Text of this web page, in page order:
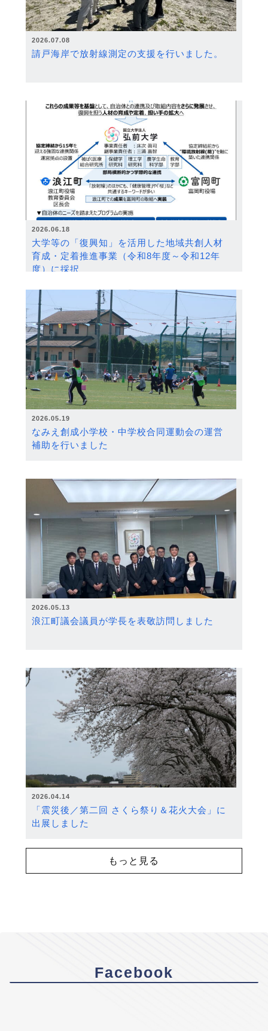
2026.07.08
請戸海岸で放射線測定の支援を行いました。
2026.06.18
大学等の「復興知」を活用した地域共創人材
育成・定着推進事業（令和8年度～令和12年
度）に採択
2026.05.19
なみえ創成小学校・中学校合同運動会の運営
補助を行いました
2026.05.13
浪江町議会議員が学長を表敬訪問しました
2026.04.14
「震災後／第二回 さくら祭り＆花火大会」に
出展しました
もっと見る
Facebook